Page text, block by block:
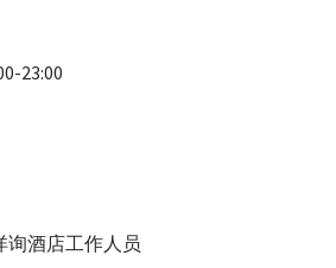
23:00
询酒店工作人员